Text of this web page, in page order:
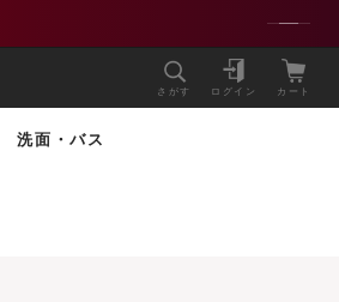
さがす ログイン カート
洗面・バス